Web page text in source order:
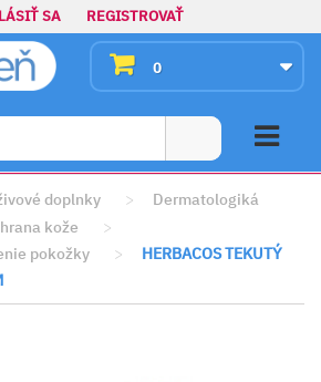
SA REGISTROVAŤ
0
doplnky >
Dermatologiká
kože
>
pokožky
>
HERBACOS TEKUTÝ